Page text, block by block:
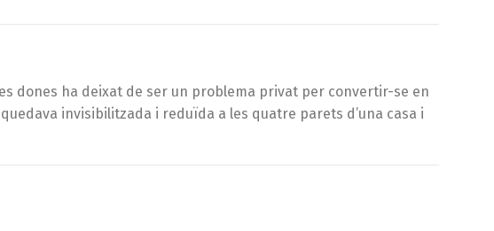
dones ha deixat de ser un problema privat per convertir-se en
invisibilitzada i reduïda a les quatre parets d’una casa i